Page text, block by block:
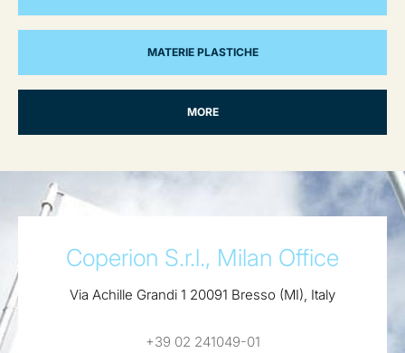
MATERIE PLASTICHE
MORE
Coperion S.r.l., Milan Office
Via Achille Grandi 1 20091 Bresso (MI), Italy
+39 02 241049-01